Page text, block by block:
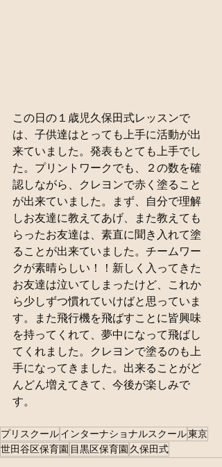
この日の１歳児久保田式レッスンで
は、子供達はとっても上手に活動が出
来ていました。発表もとても上手でし
た。プリントワークでも、２の数を確
認しながら、クレヨンで赤く塗ること
が出来ていました。まず、自分で理解
しお友達に教えてあげ、また教えても
らったお友達は、素直に聞き入れて塗
ることが出来ていました。チームワー
クが素晴らしい！！新しく入ってきた
お友達は泣いてしまったけど、これか
ら少しずつ慣れていけばと思っていま
す。また飛行機を飛ばすことに皆興味
を持ってくれて、夢中になって飛ばし
てくれました。クレヨンで塗るのも上
手になってきました。出来ることがど
んどん増えてきて、今後が楽しみで
す。
プリスクールインターナショナルスクール東京
世田谷区保育園 目黒区保育園 久保田式